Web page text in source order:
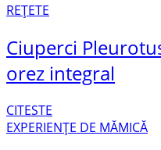
REȚETE
Ciuperci
orez integral
CITESTE
EXPERIENȚE DE MĂMICĂ